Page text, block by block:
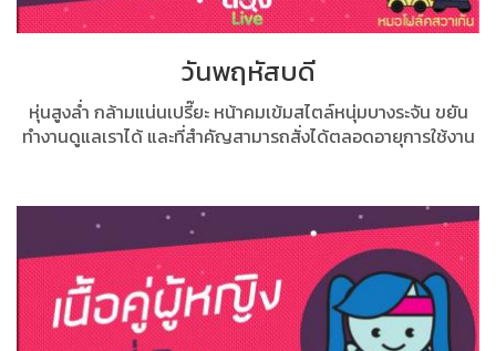
วันพฤหัสบดี
หุ่นสูงล่ำ กล้ามแน่นเปรี๊ยะ หน้าคมเข้มสไตล์หนุ่มบางระจัน ขยัน
ทำงานดูแลเราได้ และที่สำคัญสามารถสั่งได้ตลอดอายุการใช้งาน